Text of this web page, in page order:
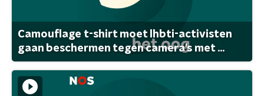
Camouflage t-shirt moet lhbti-activisten
gaan beschermen tegen camera's met ...